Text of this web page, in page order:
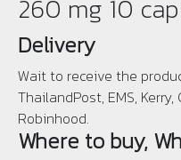
260 mg 10
Delivery
Wait to receive the
ThailandPost, EMS,
Robinhood.
Where to buy,